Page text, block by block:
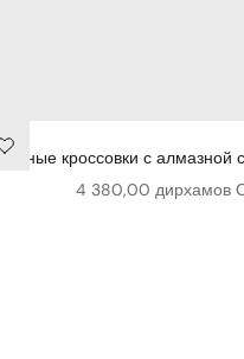
кроссовки с алмазной
Цена продажи
4 380,00 дирхамов